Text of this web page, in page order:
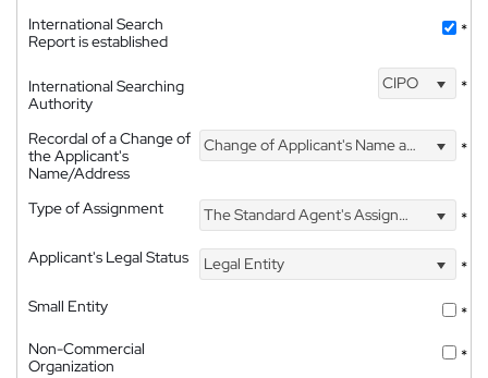
International Search
Report is established
*
International Searching
Authority
CIPO *
Recordal of a Change of
the Applicant's
Name/Address
Change of Applicant's Name and Address *
Type of Assignment The Standard Agent's Assignment
*
Applicant's Legal Status
Legal Entity
*
Small Entity
*
Non-Commercial
Organization
*